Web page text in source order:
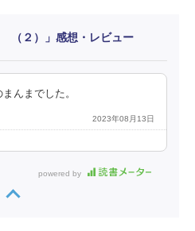
（２）」感想・レビュー
んまでした。
2023年08月13日
powered by